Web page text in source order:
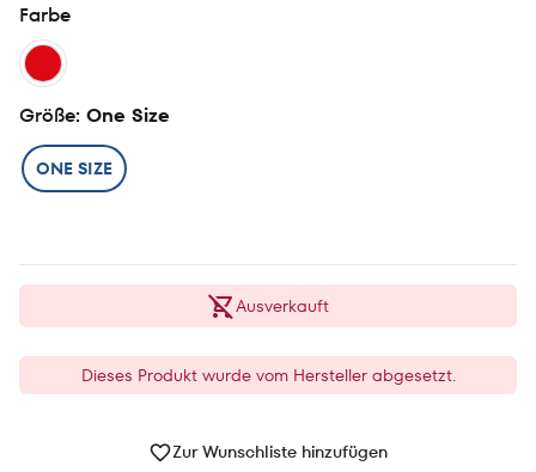
Farbe
Größe: One Size
ONE SIZE
Ausverkauft
Dieses Produkt wurde vom Hersteller abgesetzt.
Zur Wunschliste hinzufügen